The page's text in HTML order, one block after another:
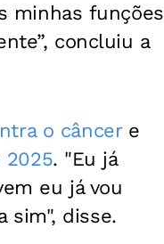
minhas funções
concluiu a
o câncere
2025. "Eu já
eu já vou
sim", disse.